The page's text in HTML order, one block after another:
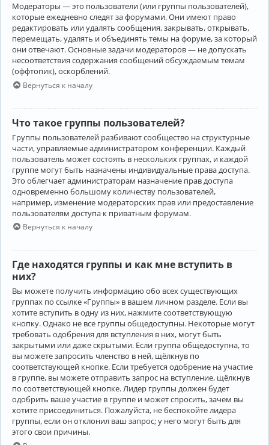
Модераторы — это пользователи (или группы пользователей),
которые ежедневно следят за форумами. Они имеют право
редактировать или удалять сообщения, закрывать, открывать,
перемещать, удалять и объединять темы на форуме, за который
они отвечают. Основные задачи модераторов — не допускать
несоответствия содержания сообщений обсуждаемым темам
(оффтопик), оскорблений.
Вернуться к началу
Что такое группы пользователей?
Группы пользователей разбивают сообщество на структурные
части, управляемые администратором конференции. Каждый
пользователь может состоять в нескольких группах, и каждой
группе могут быть назначены индивидуальные права доступа.
Это облегчает администраторам назначение прав доступа
одновременно большому количеству пользователей,
например, изменение модераторских прав или предоставление
пользователям доступа к приватным форумам.
Вернуться к началу
Где находятся группы и как мне вступить в
них?
Вы можете получить информацию обо всех существующих
группах по ссылке «Группы» в вашем личном разделе. Если вы
хотите вступить в одну из них, нажмите соответствующую
кнопку. Однако не все группы общедоступны. Некоторые могут
требовать одобрения для вступления в них, могут быть
закрытыми или даже скрытыми. Если группа общедоступна, то
вы можете запросить членство в ней, щёлкнув по
соответствующей кнопке. Если требуется одобрение на участие
в группе, вы можете отправить запрос на вступление, щёлкнув
по соответствующей кнопке. Лидер группы должен будет
одобрить ваше участие в группе и может спросить, зачем вы
хотите присоединиться. Пожалуйста, не беспокойте лидера
группы, если он отклонил ваш запрос; у него могут быть для
этого свои причины.